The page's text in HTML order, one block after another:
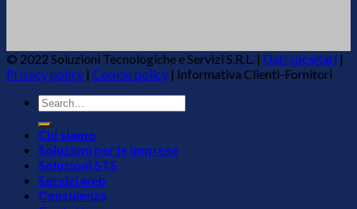
© 2022 Soluzioni Tecnologiche e Servizi S.R.L. | Dati societari |
Privacy policy | Cookie policy | Informativa Clienti-Fornitori
Chi siamo
Soluzioni per le imprese
Soluzioni STS
Servizi web
Consulenza